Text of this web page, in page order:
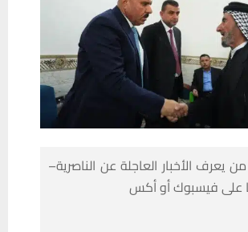
يعرف الأخبار العاجلة عن الناصرية–
على فيسبوك أو أكس